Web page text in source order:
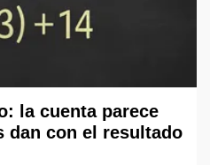
la cuenta parece
dan con el resultado